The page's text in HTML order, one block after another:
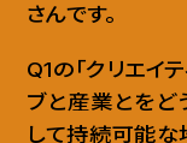
さんです。
Q1の「クリエイ
ブと産業とをど
して持続可能な